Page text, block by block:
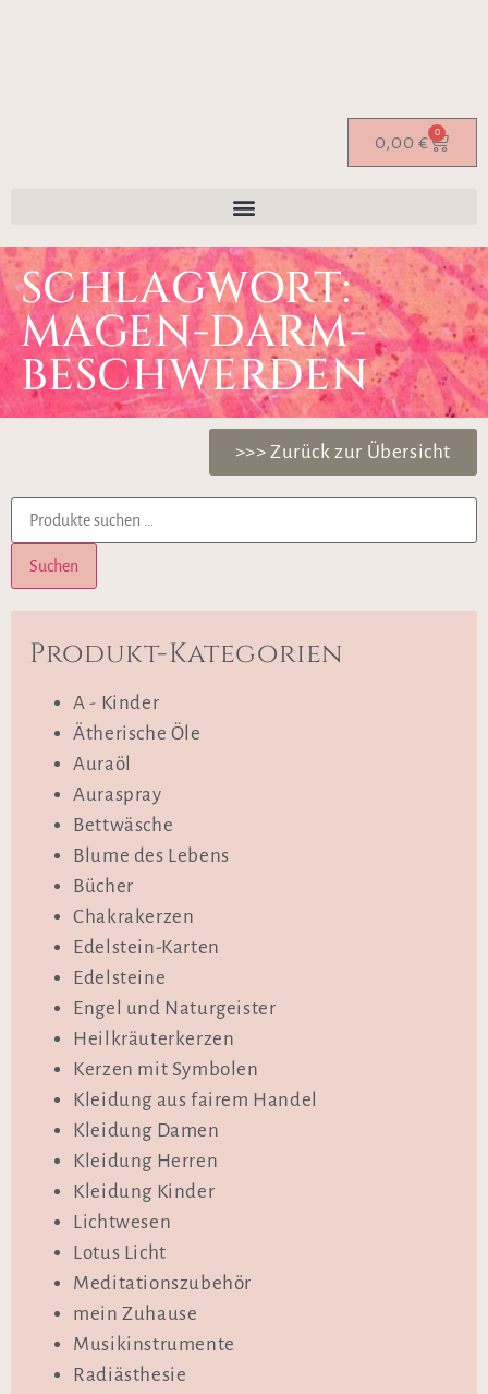
0,00 € 0
SCHLAGWORT:
MAGEN-DARM-
BESCHWERDEN
>>> Zurück zur Übersicht
Suchen
Produkt-Kategorien
A - Kinder
Ätherische Öle
Auraöl
Auraspray
Bettwäsche
Blume des Lebens
Bücher
Chakrakerzen
Edelstein-Karten
Edelsteine
Engel und Naturgeister
Heilkräuterkerzen
Kerzen mit Symbolen
Kleidung aus fairem Handel
Kleidung Damen
Kleidung Herren
Kleidung Kinder
Lichtwesen
Lotus Licht
Meditationszubehör
mein Zuhause
Musikinstrumente
Radiästhesie